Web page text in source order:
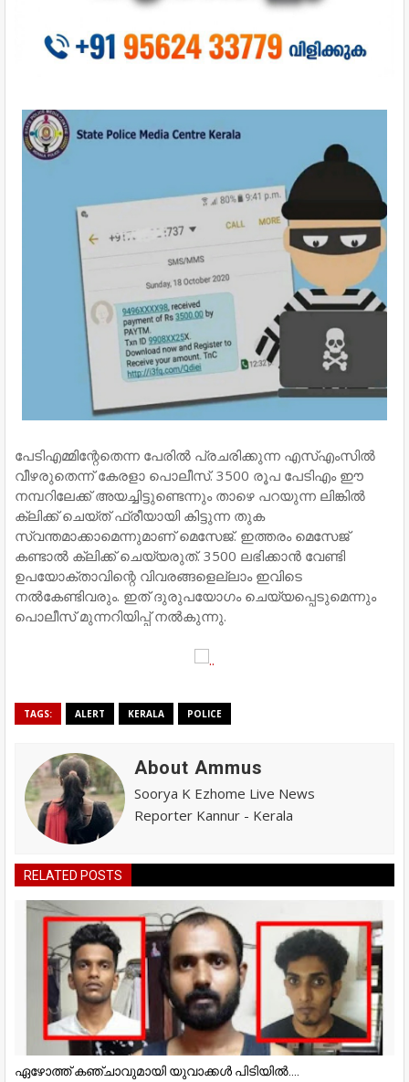
പേടിഎമ്മിന്റേതെന്ന പേരിൽ പ്രചരിക്കുന്ന എസ്എംസിൽ
വീഴരുതെന്ന് കേരളാ പൊലീസ്. 3500 രൂപ പേടിഎം ഈ
നമ്പറിലേക്ക് അയച്ചിട്ടുണ്ടെന്നും താഴെ പറയുന്ന ലിങ്കിൽ
ക്ലിക്ക് ചെയ്ത് ഫ്രീയായി കിട്ടുന്ന തുക
സ്വന്തമാക്കാമെന്നുമാണ് മെസേജ്. ഇത്തരം മെസേജ്
കണ്ടാൽ ക്ലിക്ക് ചെയ്യരുത്. 3500 ലഭിക്കാൻ വേണ്ടി
ഉപയോക്താവിന്റെ വിവരങ്ങളെല്ലാം ഇവിടെ
നൽകേണ്ടിവരും. ഇത് ദുരുപയോഗം ചെയ്യപ്പെടുമെന്നും
പൊലീസ് മുന്നറിയിപ്പ് നൽകുന്നു.
TAGS: ALERT KERALA POLICE
About Ammus
Soorya K Ezhome Live News
Reporter Kannur - Kerala
RELATED POSTS
ഏഴോത്ത് കഞ്ചാവുമായി യുവാക്കൾ പിടിയിൽ....